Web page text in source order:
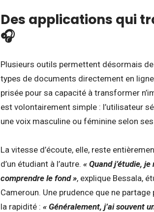
Des applications qui
🎧
Plusieurs outils permettent désormais
types de documents directement en
prisée pour sa capacité à transformer
est volontairement simple : l’utilisateur
une voix masculine ou féminine selon
La vitesse d’écoute, elle, reste
d’un étudiant à l’autre. « Quand j’étudie,
comprendre le fond », explique Bessala,
Cameroun. Une prudence que ne
la rapidité : « Généralement, j’ai souvent